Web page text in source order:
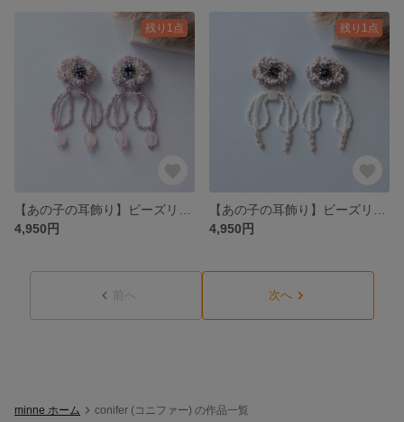
残り1点
4,950円
残り1点
4,950円
前へ 次へ
minne ホーム conifer (コニファー) の作品一覧